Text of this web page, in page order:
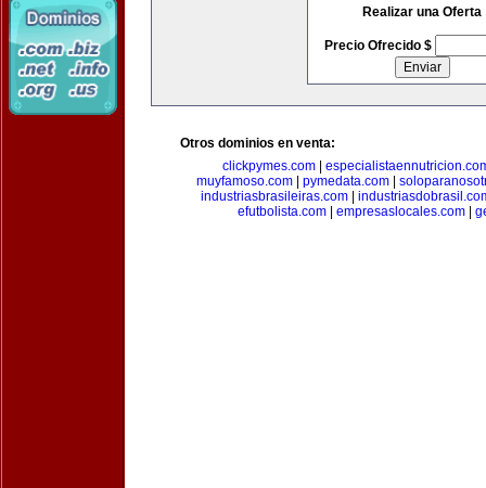
Realizar una Oferta
Precio Ofrecido $
Otros dominios en venta:
clickpymes.com
muyfamoso.com
pymedata.com
industriasbrasileiras.com|
efutbolista.com| empresaslocales.com|